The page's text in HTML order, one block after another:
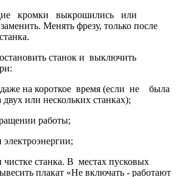
кромки выкрошились или
Менять фрезу, только после
станок и выключить
на короткое время (если не была
двух или нескольких станках);
работы;
станка. В местах пусковых
плакат «Не включать - работают